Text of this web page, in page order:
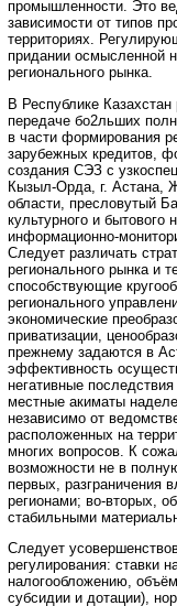
промышленности. Это
зависимости от типов
территориях.
придании осмысленной
регионального рынка.
В Республике
передаче бо2льших
в части формирования
зарубежных кредитов,
создания СЭЗ с
Кызыл-Орда, г. Астана,
области, пресловутый
культурного и бытового
информационно-
Следует различать
регионального рынка и
способствующие
регионального
экономические
приватизации,
прежнему задаются в
эффективность
негативные
местные акиматы
независимо от
расположенных на
многих вопросов. К
возможности не в
первых, разграничения
регионами; во-вторых,
стабильными
Следует
регулирования: ставки
налогообложению,
субсидии и дотации),